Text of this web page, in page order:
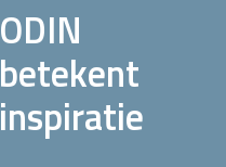
ODIN
betekent
inspiratie